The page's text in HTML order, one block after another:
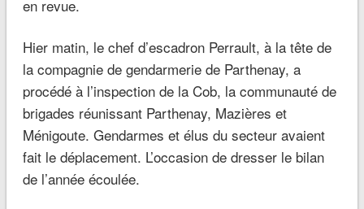
en revue.
Hier matin, le chef d’escadron Perrault, à la tête de
la compagnie de gendarmerie de Parthenay, a
procédé à l’inspection de la Cob, la communauté de
brigades réunissant Parthenay, Mazières et
Ménigoute. Gendarmes et élus du secteur avaient
fait le déplacement. L’occasion de dresser le bilan
de l’année écoulée.